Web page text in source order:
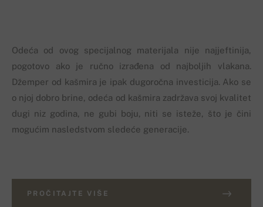
Odeća od ovog specijalnog materijala nije najjeftinija,
pogotovo ako je ručno izrađena od najboljih vlakana.
Džemper od kašmira je ipak dugoročna investicija. Ako se
o njoj dobro brine, odeća od kašmira zadržava svoj kvalitet
dugi niz godina, ne gubi boju, niti se isteže, što je čini
mogućim nasledstvom sledeće generacije.
PROČITAJTE VIŠE